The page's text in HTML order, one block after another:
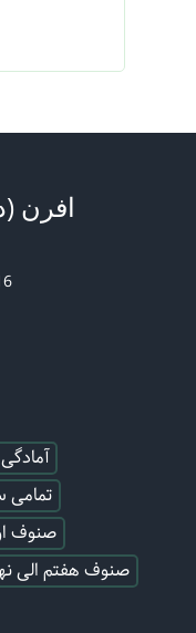
افرن
d'Or 75011 Paris
تمامی
صنوف
صنوف هفتم الی